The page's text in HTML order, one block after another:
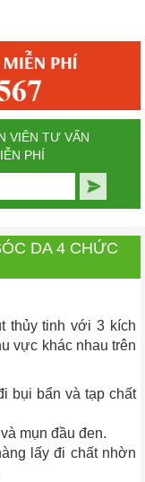
VIÊN TƯ VẤN
PHÍ
DA 4 CHỨC
thủy tinh với 3 kích
vực khác nhau trên
bụi bẩn và tạp chất
mụn đầu đen.
lấy đi chất nhờn